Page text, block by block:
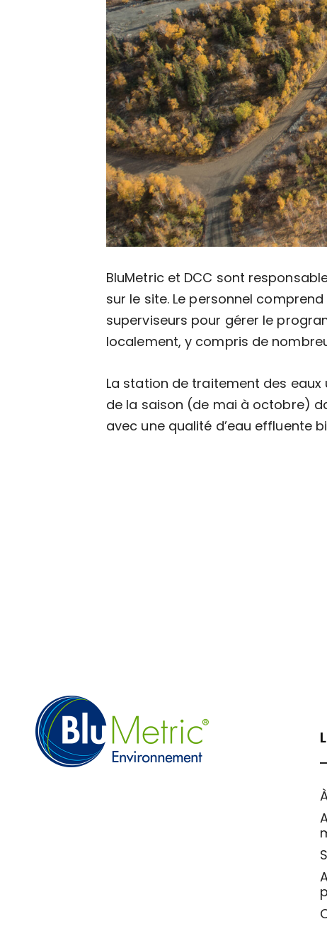
BluMetric et DCC sont
sur le site. Le personnel
superviseurs pour gérer le
localement, y compris de
La station de traitement des
de la saison (de mai à octobre)
avec une qualité d’eau effluente